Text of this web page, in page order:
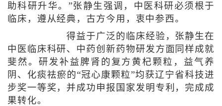
助科研升华。”张静生强调，中医科研必须根于
临床，遵从经典，古方今用，衷中参西。
得益于广泛的临床经验，张静生在
中医临床科研、中药创新药物研发方面同样成就
斐然。研发补益脾肾的复方黄杞颗粒，益气养
阴、化痰祛瘀的“冠心康颗粒”均获辽宁省科技进
步奖一等奖，并成功申报国家发明专利，完成成
果转化。